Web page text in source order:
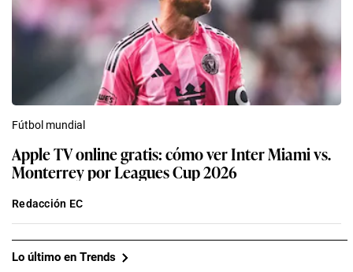
Fútbol mundial
Apple TV online gratis: cómo ver Inter Miami vs.
Monterrey por Leagues Cup 2026
Redacción EC
Lo último en Trends